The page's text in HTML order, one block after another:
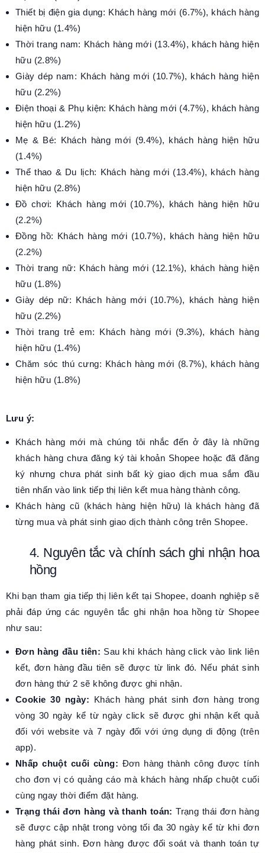
Thiết bị điện gia dụng: Khách hàng mới (6.7%), khách hàng
hiện hữu (1.4%)
Thời trang nam: Khách hàng mới (13.4%), khách hàng hiện
hữu (2.8%)
Giày dép nam: Khách hàng mới (10.7%), khách hàng hiện
hữu (2.2%)
Điện thoại & Phụ kiện: Khách hàng mới (4.7%), khách hàng
hiện hữu (1.2%)
Mẹ & Bé: Khách hàng mới (9.4%), khách hàng hiện hữu
(1.4%)
Thể thao & Du lịch: Khách hàng mới (13.4%), khách hàng
hiện hữu (2.8%)
Đồ chơi: Khách hàng mới (10.7%), khách hàng hiện hữu
(2.2%)
Đồng hồ: Khách hàng mới (10.7%), khách hàng hiện hữu
(2.2%)
Thời trang nữ: Khách hàng mới (12.1%), khách hàng hiện
hữu (1.8%)
Giày dép nữ: Khách hàng mới (10.7%), khách hàng hiện
hữu (2.2%)
Thời trang trẻ em: Khách hàng mới (9.3%), khách hàng
hiện hữu (1.4%)
Chăm sóc thú cưng: Khách hàng mới (8.7%), khách hàng
hiện hữu (1.8%)
Lưu ý:
Khách hàng mới mà chúng tôi nhắc đến ở đây là những
khách hàng chưa đăng ký tài khoản Shopee hoặc đã đăng
ký nhưng chưa phát sinh bất kỳ giao dịch mua sắm đầu
tiên nhấn vào link tiếp thị liên kết mua hàng thành công.
Khách hàng cũ (khách hàng hiện hữu) là khách hàng đã
từng mua và phát sinh giao dịch thành công trên Shopee.
4. Nguyên tắc và chính sách ghi nhận hoa
hồng
Khi bạn tham gia tiếp thị liên kết tại Shopee, doanh nghiệp sẽ
phải đáp ứng các nguyên tắc ghi nhận hoa hồng từ Shopee
như sau:
Đơn hàng đầu tiên: Sau khi khách hàng click vào link liên
kết, đơn hàng đầu tiên sẽ được từ link đó. Nếu phát sinh
đơn hàng thứ 2 sẽ không được ghi nhận.
Cookie 30 ngày: Khách hàng phát sinh đơn hàng trong
vòng 30 ngày kể từ ngày click sẽ được ghi nhận kết quả
đối với website và 7 ngày đối với ứng dụng di động (trên
app).
Nhấp chuột cuối cùng: Đơn hàng thành công được tính
cho đơn vị có quảng cáo mà khách hàng nhấp chuột cuối
cùng ngay thời điểm đặt hàng.
Trạng thái đơn hàng và thanh toán:Trạng thái đơn hàng
sẽ được cập nhật trong vòng tối đa 30 ngày kể từ khi đơn
hàng phát sinh. Đơn hàng được đối soát và thanh toán tự